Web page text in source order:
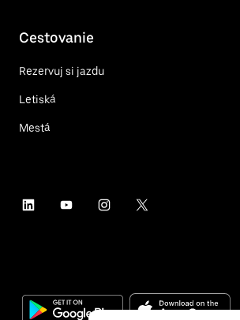
Cestovanie
Rezervuj si jazdu
Letiská
Mestá